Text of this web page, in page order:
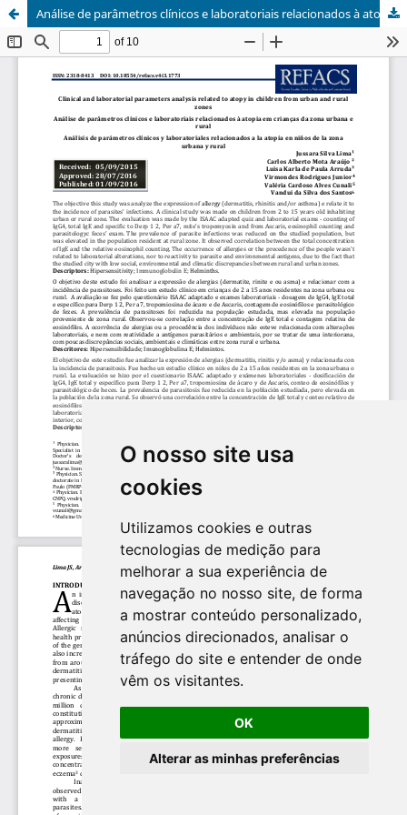
O nosso site usa
cookies
Utilizamos cookies e outras
tecnologias de medição para
melhorar a sua experiência de
navegação no nosso site, de forma
a mostrar conteúdo personalizado,
anúncios direcionados, analisar o
tráfego do site e entender de onde
vêm os visitantes.
OK
Alterar as minhas preferências
Análise de parâmetros clínicos e laboratoriais relacionados à atopia em crianças da zona urbana e rural